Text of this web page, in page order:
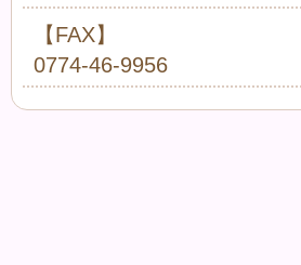
【FAX】
0774-46-9956